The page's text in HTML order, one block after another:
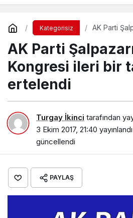
Kategorisiz
AK Parti
AK Parti
Kongresi ileri bir
ertelendi
Turgay İkinci tarafından
3 Ekim 2017, 21:40 yayınlandı
güncellendi
PAYLAŞ